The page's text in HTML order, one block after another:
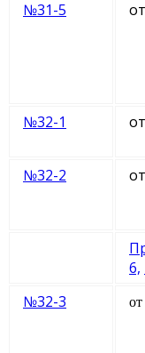
№31-5
№32-1
№32-2
6,
№32-3